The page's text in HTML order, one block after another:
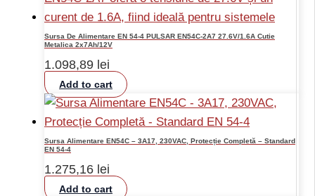
Sursa De Alimentare EN 54-4 PULSAR EN54C-2A7 27.6V/1.6A Cutie
Metalica 2x7Ah/12V
1.098,89 lei
Add to cart
Sursa Alimentare EN54C – 3A17, 230VAC, Protecție Completă – Standard
EN 54-4
1.275,16 lei
Add to cart